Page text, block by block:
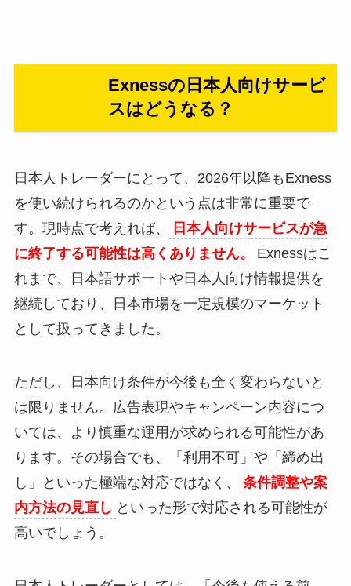
Exnessの日本人向けサービ
スはどうなる？
日本人トレーダーにとって、2026年以降もExness
を使い続けられるのかという点は非常に重要で
す。現時点で考えれば、
日本人向けサービスが急
に終了する可能性は高くありません。
Exnessはこ
れまで、日本語サポートや日本人向け情報提供を
継続しており、日本市場を一定規模のマーケット
として扱ってきました。
ただし、日本向け条件が今後も全く変わらないと
は限りません。広告表現やキャンペーン内容につ
いては、より慎重な運用が求められる可能性があ
ります。その場合でも、「利用不可」や「締め出
し」といった極端な対応ではなく、
条件調整や案
内方法の見直し といった形で対応される可能性が
高いでしょう。